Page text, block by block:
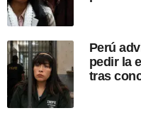
u
b
l
Perú
pedir la
tras